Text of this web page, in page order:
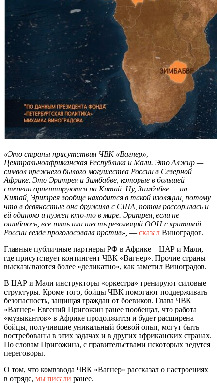
«Это страны присутствия ЧВК «Вагнер»,
Центральноафриканская Республика и Мали. Это Алжир —
символ прежнего былого могущества России в Северной
Африке. Это Эритрея и Зимбабве, которые в большей
степени ориентируются на Китай. Ну, Зимбабве — на
Китай, Эритрея вообще находится в такой изоляции, потому
что в девяностые она дружила с США, потом рассорилась и
ей одиноко и нужен кто-то в мире. Эритрея, если не
ошибаюсь, все пять или шесть резолюций ООН с критикой
России везде проголосовала против», — сказал Виноградов.
Главные публичные партнеры РФ в Африке – ЦАР и Мали,
где присутствует контингент ЧВК «Вагнер». Прочие страны
высказываются более «деликатно», как заметил Виноградов.
В ЦАР и Мали инструкторы «оркестра» тренируют силовые
структуры. Кроме того, бойцы ЧВК помогают поддерживать
безопасность, защищая граждан от боевиков. Глава ЧВК
«Вагнер» Евгений Пригожин ранее пообещал, что работа
«музыкантов» в Африке продолжится и будет расширена –
бойцы, получившие уникальный боевой опыт, могут быть
востребованы в этих задачах и в других африканских странах.
По словам Пригожина, с правительствами некоторых ведутся
переговоры.
О том, что комвзвода ЧВК «Вагнер» рассказал о настроениях
в отряде, мы писали ранее.